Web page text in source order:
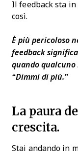
Il feedback sta
così.
È più pericoloso
feedback
quando qualcuno
“Dimmi di più.”
La paura
crescita.
Stai andando in